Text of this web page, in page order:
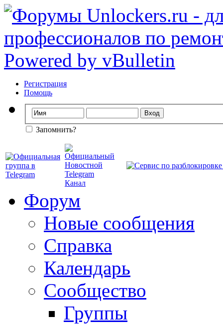
Регистрация
Помощь
Запомнить?
Форум
Новые сообщения
Справка
Календарь
Сообщество
Группы